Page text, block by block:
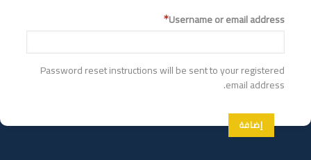
Username or email address
Password reset instructions will be sent to your registered
email address.